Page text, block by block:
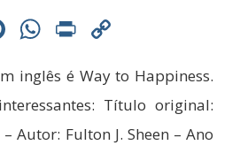
Pinterest
WhatsApp
Print
inglês é Way to Happiness.
Título original:
Autor: Fulton J. Sheen – Ano